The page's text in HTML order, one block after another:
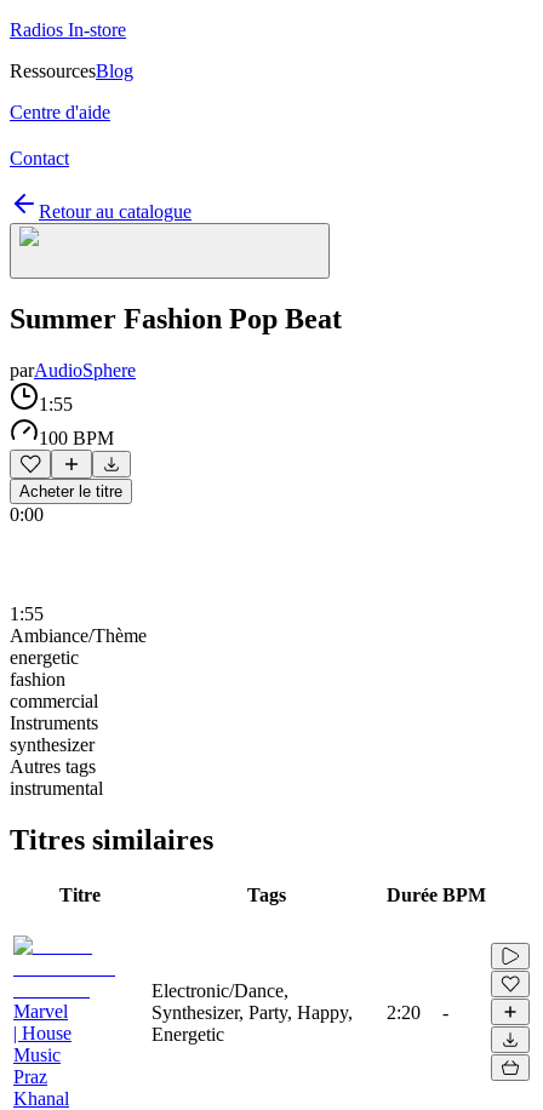
Radios In-store
RessourcesBlog
Centre d'aide
Contact
Retour au catalogue
Summer Fashion Pop Beat
parAudioSphere
1:55
100 BPM
Acheter le titre
0:00
1:55
Ambiance/Thème
energetic
fashion
commercial
Instruments
synthesizer
Autres tags
instrumental
Titres similaires
Titre Tags Durée BPM
Marvel
| House
Music
Praz
Khanal
Electronic/Dance,
Synthesizer, Party, Happy,
Energetic
2:20 -